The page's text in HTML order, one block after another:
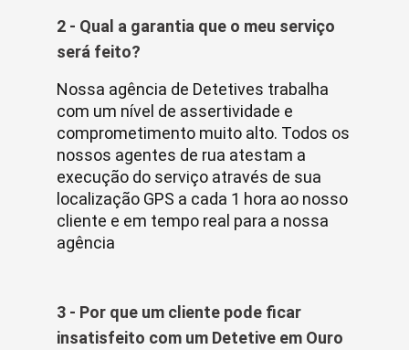
2 - Qual a garantia que o meu serviço
será feito?
Nossa agência de Detetives trabalha
com um nível de assertividade e
comprometimento muito alto. Todos os
nossos agentes de rua atestam a
execução do serviço através de sua
localização GPS a cada 1 hora ao nosso
cliente e em tempo real para a nossa
agência
3 - Por que um cliente pode ficar
insatisfeito com um Detetive em Ouro